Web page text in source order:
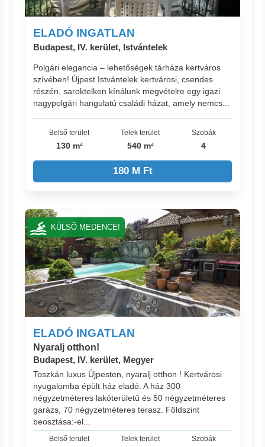
ELADÓ INGATLAN
Budapest, IV. kerület, Istvántelek
Polgári elegancia – lehetőségek tárháza kertváros
szívében! Újpest Istvántelek kertvárosi, csendes
részén, saroktelken kínálunk megvételre egy igazi
nagypolgári hangulatú családi házat, amely nemcs...
Belső terület
130 m²
Telek terület
540 m²
Szobák
4
180 M Ft
ELADÓ INGATLAN
Nyaralj otthon!
Budapest, IV. kerület, Megyer
Toszkán luxus Újpesten, nyaralj otthon ! Kertvárosi
nyugalomba épült ház eladó. A ház 300
négyzetméteres lakóterületű és 50 négyzetméteres
garázs, 70 négyzetméteres terasz. Földszint
beosztása:-el...
Belső terület Telek terület Szobák
KÜLSŐ MEDENCE!